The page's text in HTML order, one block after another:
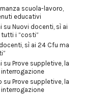
scuola-lavoro,
educativi
su Nuovi docenti, sì ai
i “costi”
sì ai 24 Cfu ma
su Prove suppletive, la
su Prove suppletive, la